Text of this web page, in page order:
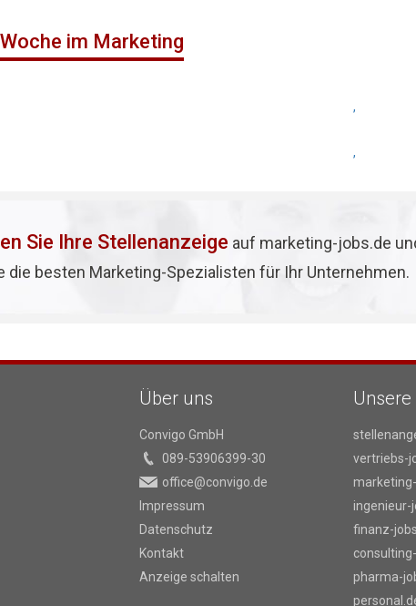
im Marketing
,
,
Sie Ihre Stellenanzeige auf marketing-jobs.de
die besten Marketing-Spezialisten für Ihr Unternehmen.
Über uns
Convigo GmbH
089-53906399-30
office@convigo.de
Impressum
Datenschutz
Kontakt
Anzeige schalten
vertriebs-
ingenieur-
finanz-
pharma-